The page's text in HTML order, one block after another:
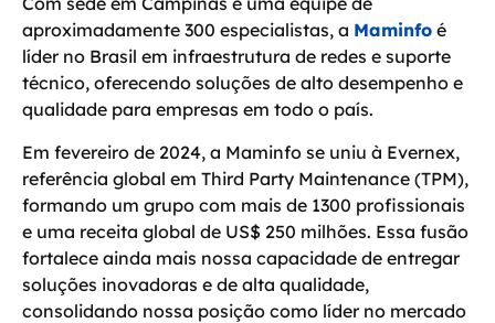
aproximadamente 300 especialistas, a Maminfo é
líder no Brasil em infraestrutura de redes e suporte
técnico, oferecendo soluções de alto desempenho e
qualidade para empresas em todo o país.
Em fevereiro de 2024, a Maminfo se uniu à Evernex,
referência global em Third Party Maintenance (TPM),
formando um grupo com mais de 1300 profissionais
e uma receita global de US$ 250 milhões. Essa fusão
fortalece ainda mais nossa capacidade de entregar
soluções inovadoras e de alta qualidade,
consolidando nossa posição como líder no mercado